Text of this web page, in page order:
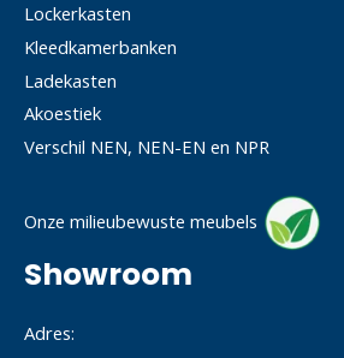
Lockerkasten
Kleedkamerbanken
Ladekasten
Akoestiek
Verschil NEN, NEN-EN en NPR
Onze milieubewuste meubels
Showroom
Adres: